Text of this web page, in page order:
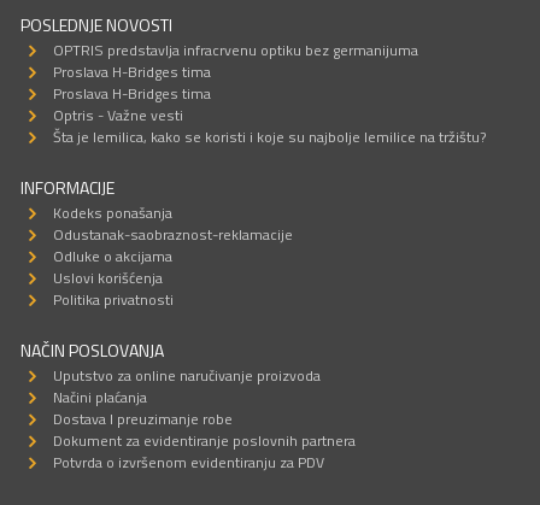
POSLEDNJE NOVOSTI
OPTRIS predstavlja infracrvenu optiku bez germanijuma
Proslava H-Bridges tima
Proslava H-Bridges tima
Optris - Važne vesti
Šta je lemilica, kako se koristi i koje su najbolje lemilice na tržištu?
INFORMACIJE
Kodeks ponašanja
Odustanak-saobraznost-reklamacije
Odluke o akcijama
Uslovi korišćenja
Politika privatnosti
NAČIN POSLOVANJA
Uputstvo za online naručivanje proizvoda
Načini plaćanja
Dostava I preuzimanje robe
Dokument za evidentiranje poslovnih partnera
Potvrda o izvršenom evidentiranju za PDV